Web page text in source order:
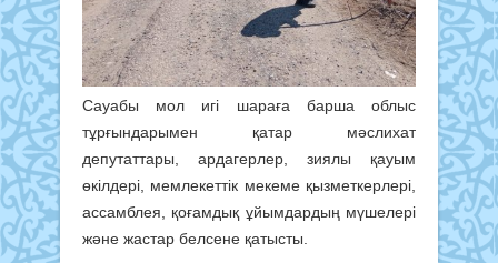
Сауабы мол игі шараға барша облыс
тұрғындарымен қатар мәслихат
депутаттары, ардагерлер, зиялы қауым
өкілдері, мемлекеттік мекеме қызметкерлері,
ассамблея, қоғамдық ұйымдардың мүшелері
және жастар белсене қатысты.